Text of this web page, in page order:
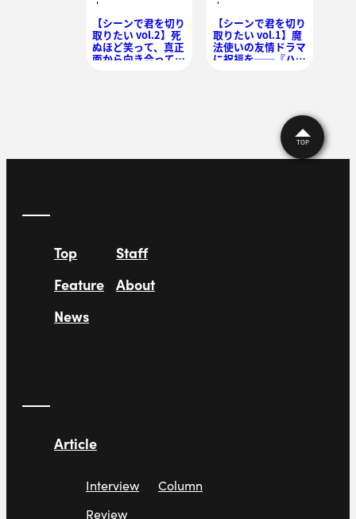
【シーンで君を切り
取りたい vol.2】死
ぬほど笑って、真正
面から向き合って
【シーンで君を切り
取りたい vol.1】魔
法使いの友情ドラマ
に祝福を──『ハリ
TOP
Top
Feature
News
Staff
About
Article
Interview
Review
Column